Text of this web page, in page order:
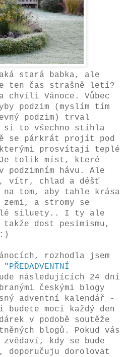
stará babka, ale
ten čas strašně letí?
chvíli Vánoce. Vůbec
podzim (myslím tím
podzim) trval
si to všechno stihla
se párkrát projít pod
kterými prosvítají teplé
Je tolik míst, které
hávu. Ale
vítr, chlad a déšť
tom, aby tahle krása
a stromy se
siluety.. I ty ale
dost pesimismu,
rozhodla jsem
"PŘEDADVENTNÍ
následujících 24 dní
českými blogy
adventní kalendář -
moci každý den
v podobě soutěže
blogů. Pokud vás
kdy se bude
doporučuju dorolovat